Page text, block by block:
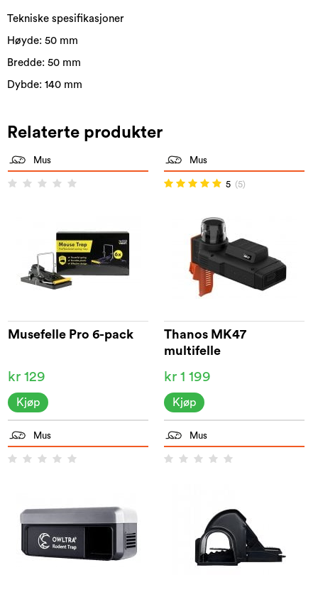
Tekniske spesifikasjoner
Høyde: 50 mm
Bredde: 50 mm
Dybde: 140 mm
Relaterte produkter
Mus
Musefelle Pro 6-pack
kr 129
Kjøp
Mus
5 (5)
Thanos MK47
multifelle
kr 1 199
Kjøp
Mus Mus